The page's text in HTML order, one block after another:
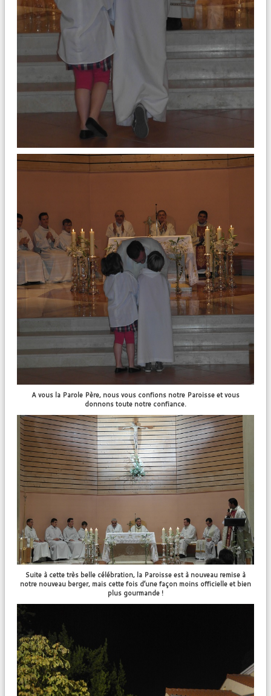
A vous la Parole Père, nous vous confions notre Paroisse et vous
donnons toute notre confiance.
Suite à cette très belle célébration, la Paroisse est à nouveau remise à
notre nouveau berger, mais cette fois d’une façon moins officielle et bien
plus gourmande !